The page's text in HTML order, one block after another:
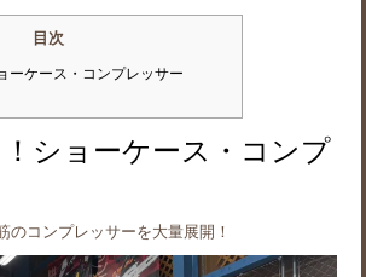
目次
ーケース・コンプレッサー
ショーケース・コンプ
のコンプレッサーを大量展開！